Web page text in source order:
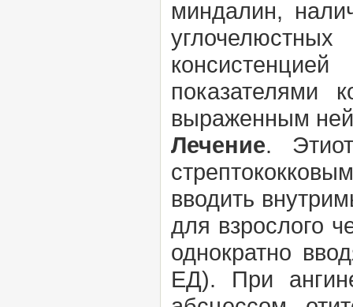
миндалин,
показателями
выраженным
Лечение.
вводить
для взрослого
однократно
ЕД). При